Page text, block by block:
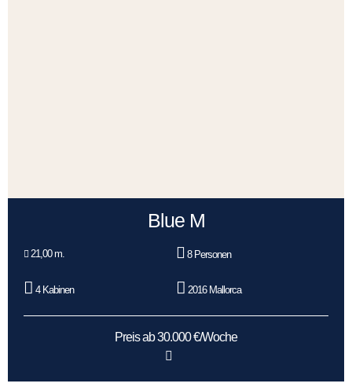
Blue M
21,00 m. 8 Personen
4 Kabinen 2016 Mallorca
Preis ab 30.000 €/Woche